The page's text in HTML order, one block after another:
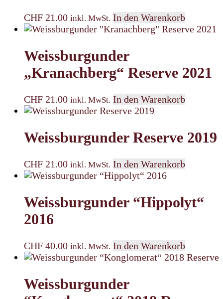
CHF 21.00 inkl. MwSt. In den Warenkorb
Weissburgunder
„Kranachberg“ Reserve 2021
CHF 21.00 inkl. MwSt. In den Warenkorb
Weissburgunder Reserve 2019
CHF 21.00 inkl. MwSt. In den Warenkorb
Weissburgunder “Hippolyt“
2016
CHF 40.00 inkl. MwSt. In den Warenkorb
Weissburgunder